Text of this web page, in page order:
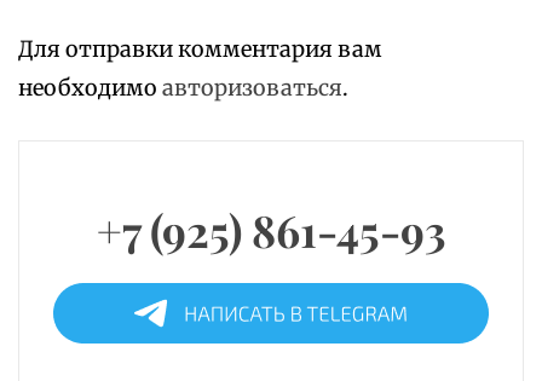
Для отправки комментария вам
необходимо авторизоваться.
+7 (925) 861-45-93